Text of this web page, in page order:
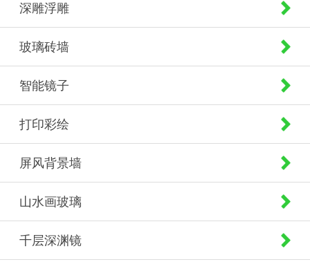
深雕浮雕
玻璃砖墙
智能镜子
打印彩绘
屏风背景墙
山水画玻璃
千层深渊镜